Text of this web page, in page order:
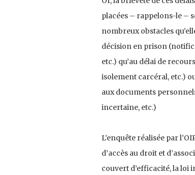
placées – rappelons-le –
nombreux obstacles
décision en prison
etc.) qu’au délai de
isolement carcéral, etc.)
aux documents
incertaine, etc.)
L’enquête réalisée par
d’accès au droit et
couvert d’efficacité, la loi